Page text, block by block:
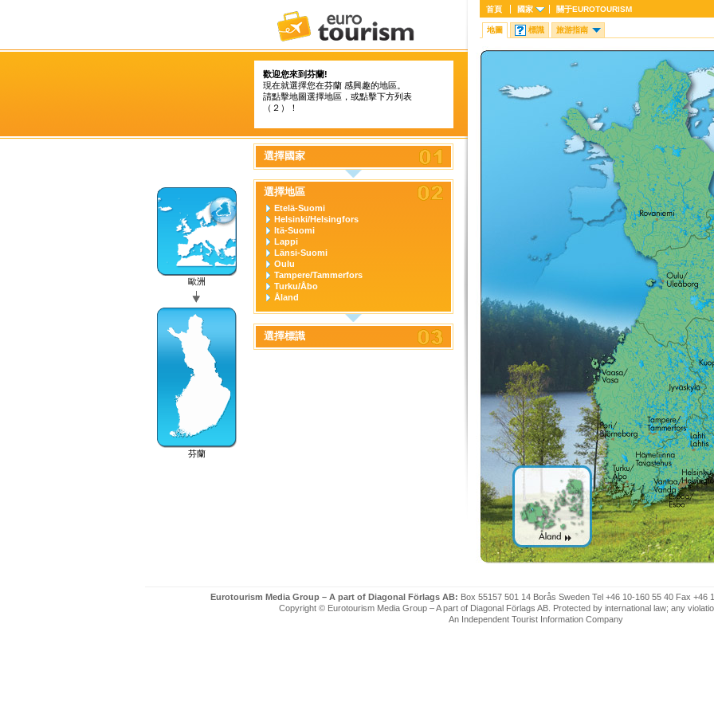
歡迎您來到芬蘭!
現在就選擇您在芬蘭 感興趣的地區。
請點擊地圖選擇地區，或點擊下方列表
（２）！
歐洲
芬蘭
選擇國家
選擇地區
Etelä-Suomi
Helsinki/Helsingfors
Itä-Suomi
Lappi
Länsi-Suomi
Oulu
Tampere/Tammerfors
Turku/Åbo
Åland
選擇標識
首頁 國家 關于EUROTOURISM
地圖 標識 旅游指南
Eurotourism Media Group – A part of Diagonal Förlags AB: Box 55157 501 14 Borås Sweden Tel +46 10-160 55 40 Fax +46
Copyright © Eurotourism Media Group – A part of Diagonal Förlags AB. Protected by international law; any
An Independent Tourist Information Company